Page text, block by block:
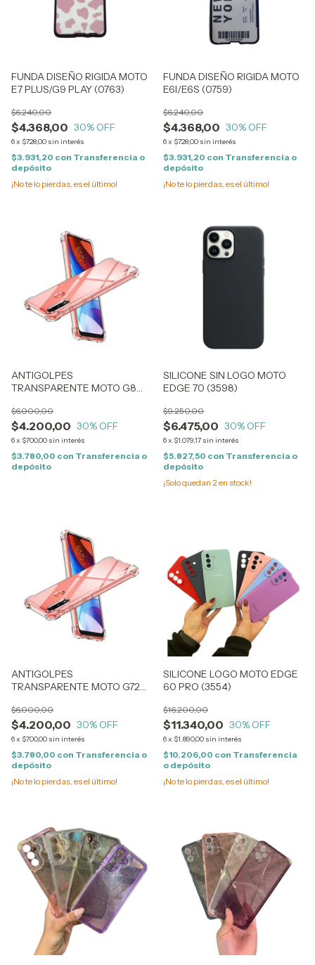
FUNDA DISEÑO RIGIDA MOTO
E7 PLUS/G9 PLAY (0763)
$4.368,00
$6.240,00
30% OFF
6x $728,00 sin interés
$3.931,20 con Transferencia o
depósito
¡No te lo pierdas, es el último!
FUNDA DISEÑO RIGIDA MOTO
E6I/E6S (0759)
$4.368,00
$6.240,00
30% OFF
6x $728,00 sin interés
$3.931,20 con Transferencia o
depósito
¡No te lo pierdas, es el último!
ANTIGOLPES
TRANSPARENTE MOTO G8
$4.200,00
$6.000,00
30% OFF
6x $700,00 sin interés
$3.780,00 con Transferencia o
depósito
SILICONE SIN LOGO MOTO
EDGE 70 (3598)
$6.475,00
$9.250,00
30% OFF
6x $1.079,17 sin interés
$5.827,50 con Transferencia o
depósito
¡Solo quedan 2en stock!
ANTIGOLPES
TRANSPARENTE MOTO G72
$4.200,00
$6.000,00
30% OFF
6x $700,00 sin interés
$3.780,00 con Transferencia o
depósito
¡No te lo pierdas, es el último!
SILICONE LOGO MOTO EDGE
60 PRO (3554)
$11.340,00
$16.200,00
30% OFF
6x $1.890,00 sin interés
$10.206,00 con Transferencia
o depósito
¡No te lo pierdas, es el último!